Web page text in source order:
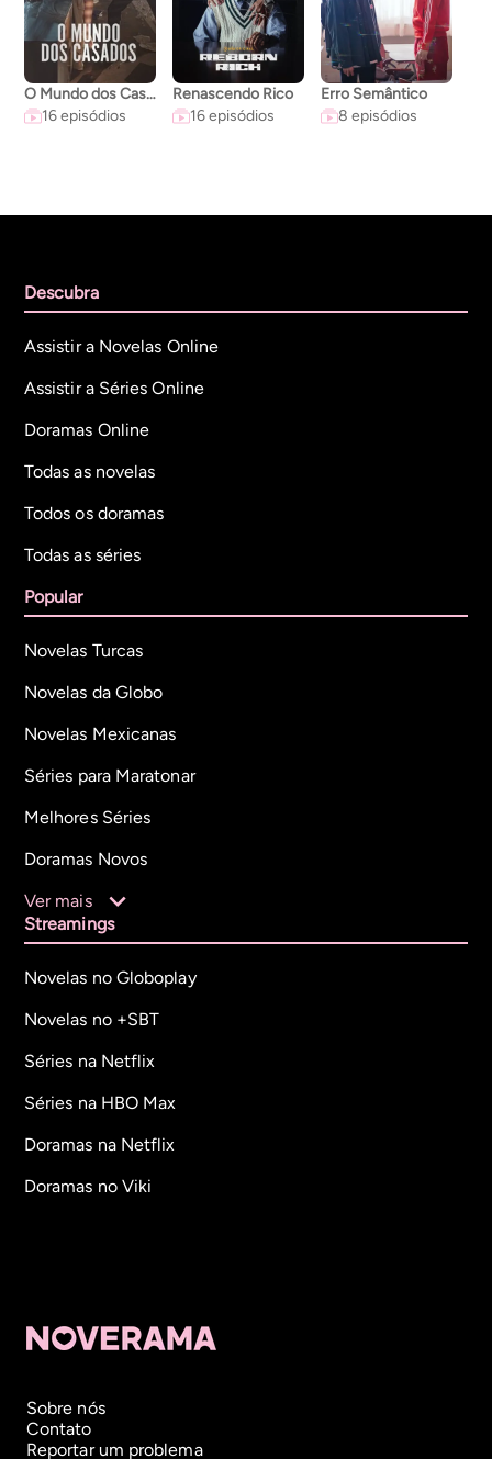
O Mundo dos Casados
16 episódios
Renascendo Rico
16 episódios
Erro Semântico
8 episódios
Descubra
Assistir a Novelas Online
Assistir a Séries Online
Doramas Online
Todas as novelas
Todos os doramas
Todas as séries
Popular
Novelas Turcas
Novelas da Globo
Novelas Mexicanas
Séries para Maratonar
Melhores Séries
Doramas Novos
Ver mais
Streamings
Novelas no Globoplay
Novelas no +SBT
Séries na Netflix
Séries na HBO Max
Doramas na Netflix
Doramas no Viki
Sobre nós
Contato
Reportar um problema